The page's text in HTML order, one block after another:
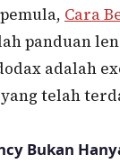
Cara
panduan
adalah
telah
Bukan